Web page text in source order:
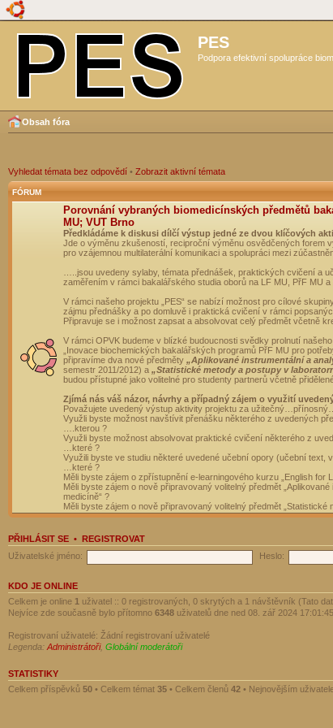
PES
Podpora efektivní spolupráce
Obsah fóra
Vyhledat témata bez odpovědí • Zobrazit aktivní témata
FÓRUM
Porovnání vybraných biomedicínských předmětů
MU; VUT Brno
Předkládáme k diskusi dílčí výstup jedné ze dvou klíčových
Jde o výměnu zkušeností, reciproční výměnu osvědčených forem
pro vzájemnou multilaterální komunikaci a spolupráci mezi
…..jsou uvedeny sylaby, témata přednášek, praktických cvičení a
zaměřením v rámci bakalářského studia oborů na LF MU, PřF MU a
V rámci našeho projektu „PES“ se nabízí možnost pro cílové
zájmu přednášky a po domluvě i praktická cvičení v rámci
Připravuje se i možnost zapsat a absolvovat celý předmět včetně
V rámci OPVK budeme v blízké budoucnosti svědky prolnutí
„Inovace biochemických bakalářských programů PřF MU pro
připravíme dva nové předměty „Aplikované instrumentální a
semestr 2011/2012) a „Statistické metody a postupy v
budou přístupné jako volitelné pro studenty partnerů včetně
Zjímá nás váš názor, návrhy a případný zájem o využití
Považujete uvedený výstup aktivity projektu za
Využli byste možnost navštívit přenášku některého z uvedených
….kterou ?
Využli byste možnost absolvovat praktické cvičení některého z
…které ?
Využili byste ve studiu některé uvedené učební opory (učební text,
…které ?
Měli byste zájem o zpřístupnění e-learningového kurzu „English for
Měli byste zájem o nově připravovaný volitelný předmět
medicíně“ ?
Měli byste zájem o nově připravovaný volitelný předmět „Statistické
PŘIHLÁSIT SE • REGISTROVAT
Uživatelské jméno:
Heslo:
KDO JE ONLINE
Celkem je online 1 uživatel :: 0 registrovaných, 0 skrytých a 1 návštěvník (Tato
Nejvíce zde současně bylo přítomno 6348 uživatelů dne ned 08. zář 2024 17:01:45
Registrovaní uživatelé: Žádní registrovaní uživatelé
Legenda: Administrátoři, Globální moderátoři
STATISTIKY
Celkem příspěvků 50 • Celkem témat 35 • Celkem členů 42 • Nejnovějším